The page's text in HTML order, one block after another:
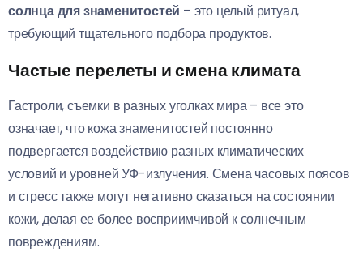
солнца для знаменитостей – это целый ритуал,
требующий тщательного подбора продуктов.
Частые перелеты и смена климата
Гастроли, съемки в разных уголках мира – все это
означает, что кожа знаменитостей постоянно
подвергается воздействию разных климатических
условий и уровней УФ-излучения. Смена часовых поясов
и стресс также могут негативно сказаться на состоянии
кожи, делая ее более восприимчивой к солнечным
повреждениям.